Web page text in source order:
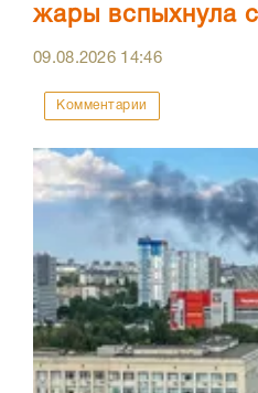
жары вспыхнула
09.08.2026 14:46
Комментарии